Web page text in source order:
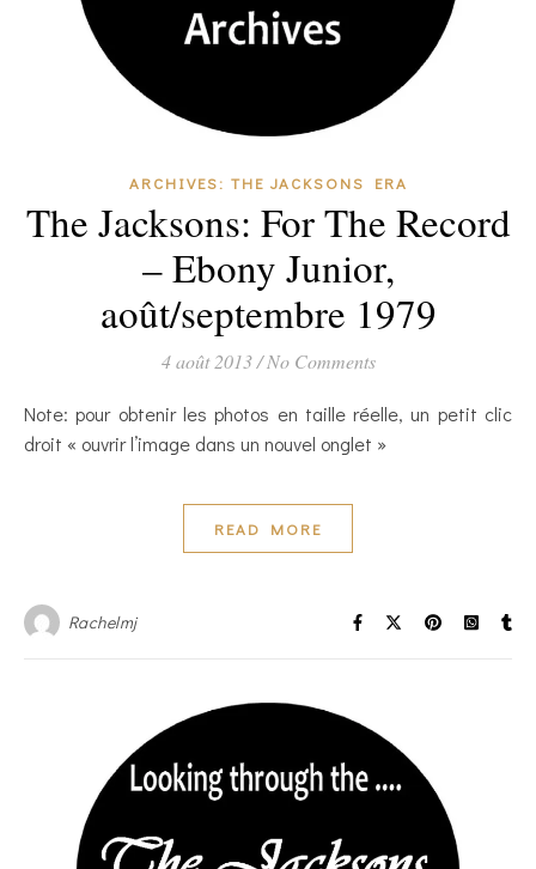
ARCHIVES: THE JACKSONS ERA
The Jacksons: For The Record
– Ebony Junior,
août/septembre 1979
4 août 2013 / No Comments
Note: pour obtenir les photos en taille réelle, un petit clic
droit « ouvrir l’image dans un nouvel onglet »
READ MORE
Rachelmj